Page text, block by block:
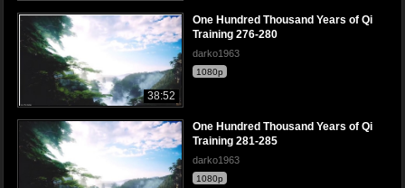
38:52
One Hundred Thousand Years of Qi
Training 276-280
darko1963
1080p
One Hundred Thousand Years of Qi
Training 281-285
darko1963
1080p